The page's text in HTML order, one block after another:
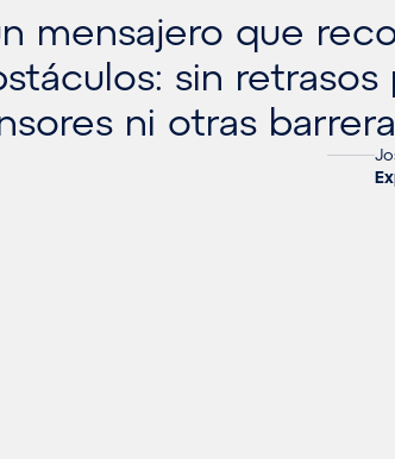
mensajero que
sin retrasos
ni otras